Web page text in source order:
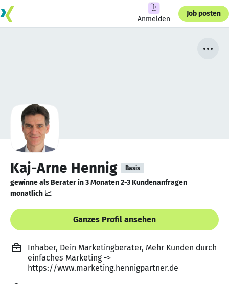
Anmelden
Job posten
Kaj-Arne Hennig Basis
gewinne als Berater in 3 Monaten 2-3 Kundenanfragen
monatlich 📈
Ganzes Profil ansehen
Inhaber, Dein Marketingberater, Mehr Kunden durch
einfaches Marketing ->
https://www.marketing.hennigpartner.de